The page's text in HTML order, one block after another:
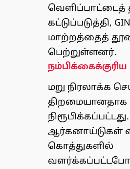
வெளிப்பாட்டைத்
கட்டுப்படுத்தி,
மாற்றத்தைத்
பெற்றுள்ளனர்.
நம்பிக்கைக்குரிய
மறு நிரலாக்க
திறமையானதாக
ஆர்கனாய்டுகள்
கொத்துகளில்